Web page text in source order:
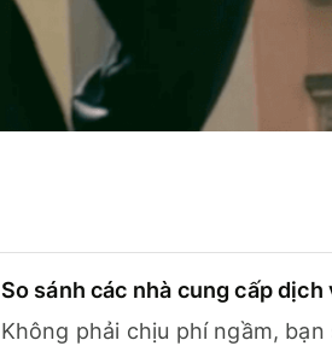
So sánh các nhà cung cấp
Không phải chịu phí ngầm,